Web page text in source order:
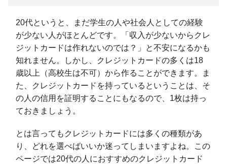
20代というと、まだ学生の人や社会人としての経験
が少ない人がほとんどです。「収入が少ないからクレ
ジットカードは作れないのでは？」と不安になるかも
知れません。しかし、クレジットカードの多くは18
歳以上（高校生は不可）から作ることができます。ま
た、クレジットカードを持っているということは、そ
の人の信用を証明することにもなるので、1枚は持っ
ておきましょう。
とは言ってもクレジットカードには多くの種類があ
り、どれを選べばいいか迷ってしまいますよね。この
ページでは20代の人におすすめのクレジットカード